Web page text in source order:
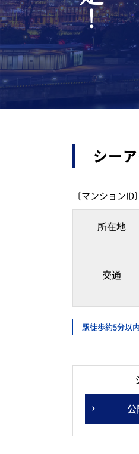
シー
〔マンション
所在地
交通
駅徒歩約5分以内